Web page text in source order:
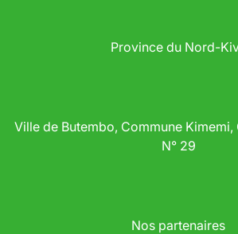
Province du Nord-
Ville de Butembo, Commune Kimemi,
N° 29
Nos partenaires